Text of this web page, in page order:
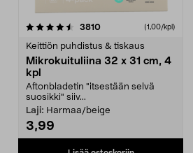
3810arvostelut (1,00/kpl)
Keittiön puhdistus & tiskaus
Mikrokuituliina 32 x 31 cm, 4
kpl
Aftonbladetin "itsestään selvä
suosikki" siiv...
Laji: Harmaa/beige
3,99
4.5viidestä